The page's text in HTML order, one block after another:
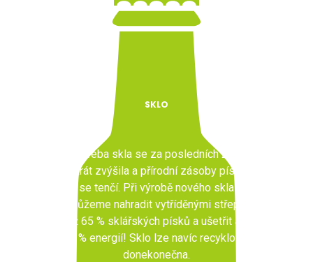
SKLO
Spotřeba skla se za posledních 20 let
3krát zvýšila a přírodní zásoby písku
se tenčí. Při výrobě nového skla
můžeme nahradit vytříděnými střepy
až 65 % sklářských písků a ušetřit až
90 % energií! Sklo lze navíc recyklovat
donekonečna.